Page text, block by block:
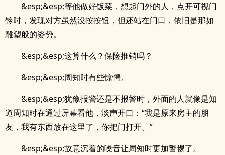
&esp;&esp;等他做好饭菜，想起门外的人，点开可视门
铃时，发现对方虽然没按按钮，但还站在门口，依旧是那如
雕塑般的姿势。
&esp;&esp;这算什么？保险推销吗？
&esp;&esp;周知时有些惊愕。
&esp;&esp;犹豫报警还是不报警时，外面的人就像是知
道周知时在通过屏幕看他，淡声开口：“我是原来房主的朋
友，我有东西放在这里了，你把门打开。”
&esp;&esp;故意沉着的嗓音让周知时更加警惕了。